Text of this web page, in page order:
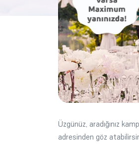
Üzgünüz, aradığınız
adresinden göz